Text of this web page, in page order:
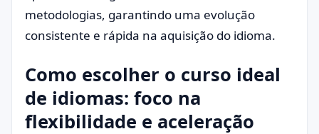
metodologias, garantindo uma evolução
consistente e rápida na aquisição do idioma.
Como escolher o curso ideal
de idiomas: foco na
flexibilidade e aceleração